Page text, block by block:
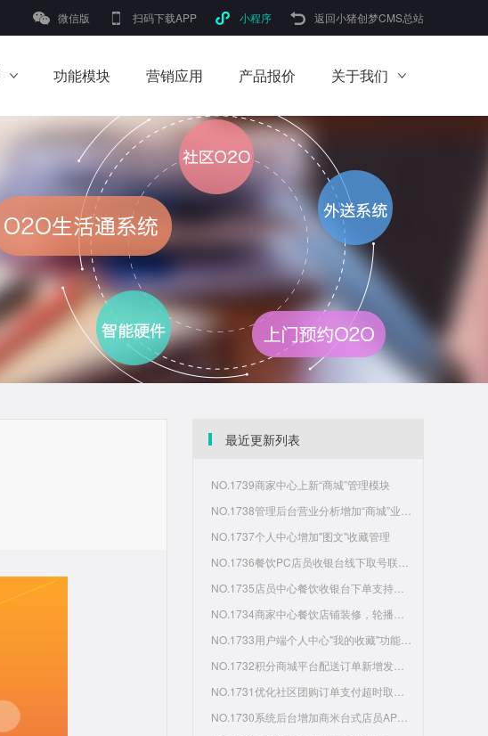
微信版 扫码下载APP 小程序 返回小猪创梦CMS总站
功能模块 营销应用 产品报价 关于我们
最近更新列表
NO.1739商家中心上新“商城”管理模块
NO.1737个人中心增加"图文"收藏管理